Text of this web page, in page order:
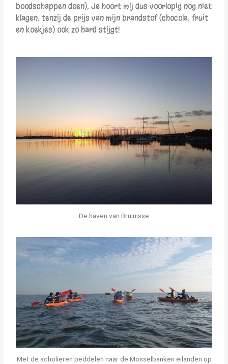
boodschappen doen), Je hoort mij dus voorlopig nog niet
klagen, tenzij de prijs van mijn brandstof (chocola, fruit
en koekjes) ook zo hard stijgt!
De haven van Bruinisse
Met de scholieren peddelen naar de Mosselbanken eilanden op